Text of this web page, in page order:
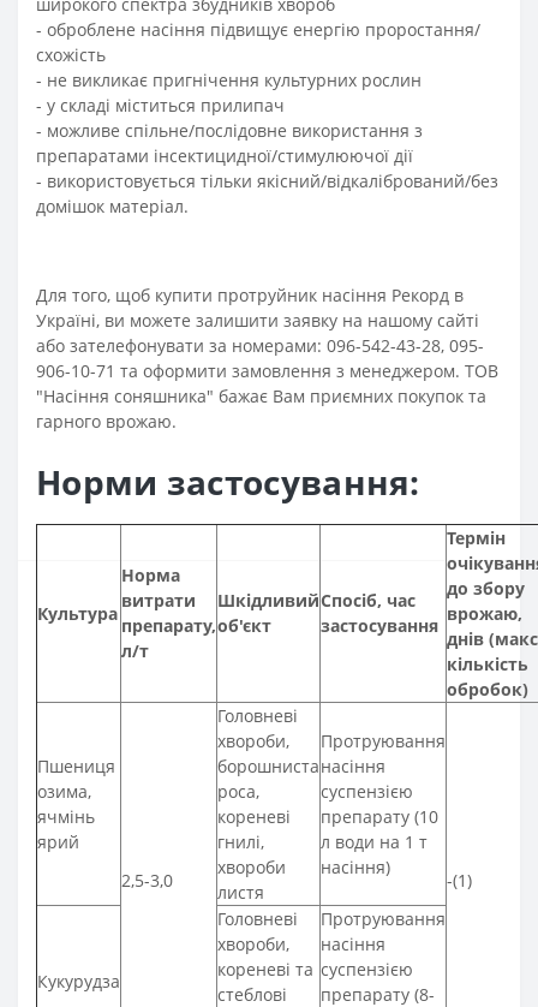
- оброблене насіння підвищує енергію проростання/
схожість
- не викликає пригнічення культурних рослин
- у складі міститься прилипач
- можливе спільне/послідовне використання з
препаратами інсектицидної/стимулюючої дії
- використовується тільки якісний/відкалібрований/без
домішок матеріал.
Для того, щоб купити протруйник насіння Рекорд в
Україні, ви можете залишити заявку на нашому сайті
або зателефонувати за номерами: 096-542-43-28, 095-
906-10-71 та оформити замовлення з менеджером. ТОВ
"Насіння соняшника" бажає Вам приємних покупок та
гарного врожаю.
Норми застосування:
Культура
Норма
витрати
препарату,
л/т
Шкідливий
об'єкт
Спосіб, час
застосування
Термін
до збору
врожаю,
днів
кількість
обробок)
Пшениця
озима,
ячмінь
ярий
2,5-3,0
Головневі
хвороби,
борошниста
роса,
кореневі
гнилі,
хвороби
листя
Протруювання
насіння
суспензією
препарату (10
л води на 1 т
насіння)
-(1)
Кукурудза
Головневі
хвороби,
кореневі та
стеблові
Протруювання
насіння
суспензією
препарату (8-